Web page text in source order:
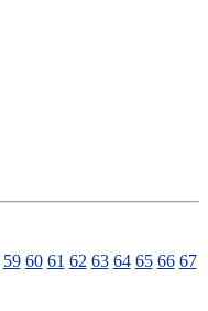
59 60 61 62 63 64 65 66 67